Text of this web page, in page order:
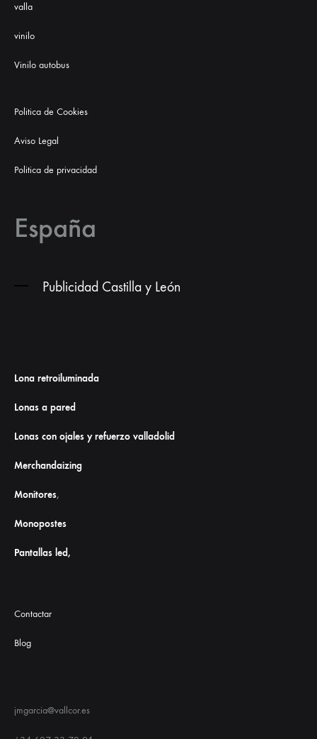
valla
vinilo
Vinilo autobus
Politica de Cookies
Aviso Legal
Politica de privacidad
España
Publicidad Castilla y León
Lona retroiluminada
Lonas a pared
Lonas con ojales y refuerzo valladolid
Merchandaizing
Monitores,
Monopostes
Pantallas led,
Contactar
Blog
jmgarcia@vallcor.es